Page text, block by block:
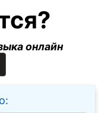
онлайн